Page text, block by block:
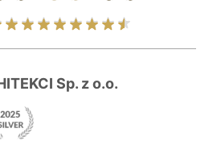
Sp. z o.o.